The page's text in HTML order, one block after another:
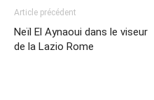
Article précédent
Neïl El Aynaoui dans le viseur
de la Lazio Rome